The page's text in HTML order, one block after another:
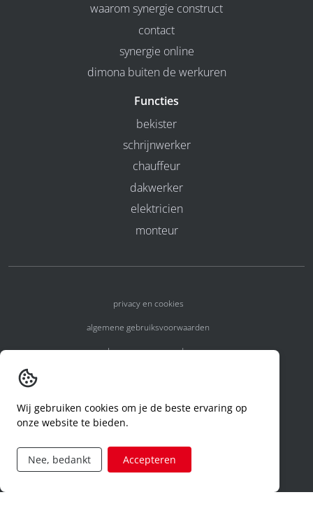
waarom synergie construct
contact
synergie online
dimona buiten de werkuren
Functies
bekister
schrijnwerker
chauffeur
dakwerker
elektricien
monteur
privacy en cookies
algemene gebruiksvoorwaarden
algemene voorwaarden
code of conduct
aanvraag rechten ivm privacy
Wij gebruiken cookies om je de beste ervaring op
onze website te bieden.
Nee, bedankt Accepteren